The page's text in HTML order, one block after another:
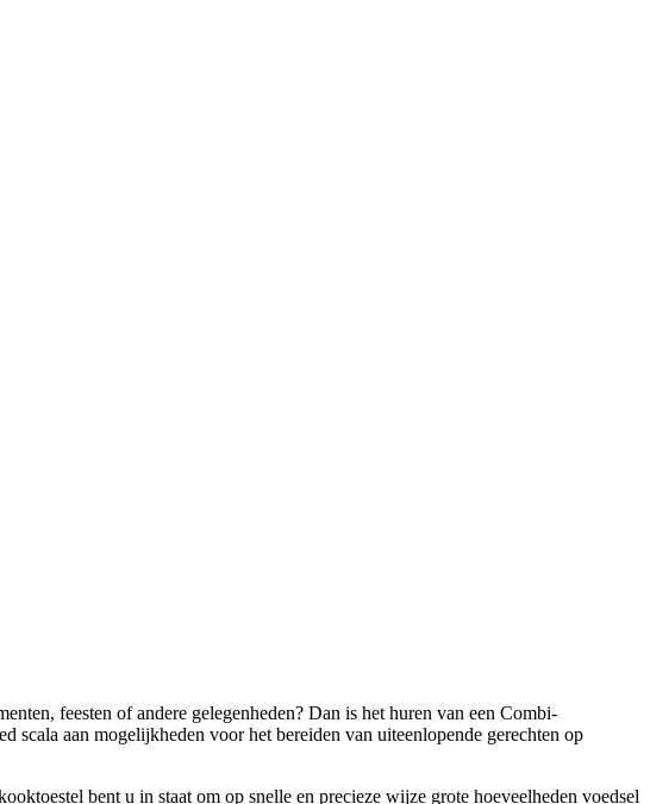
feesten of andere gelegenheden? Dan is het huren van een Combi-
scala aan mogelijkheden voor het bereiden van uiteenlopende gerechten op
bent u in staat om op snelle en precieze wijze grote hoeveelheden voedsel